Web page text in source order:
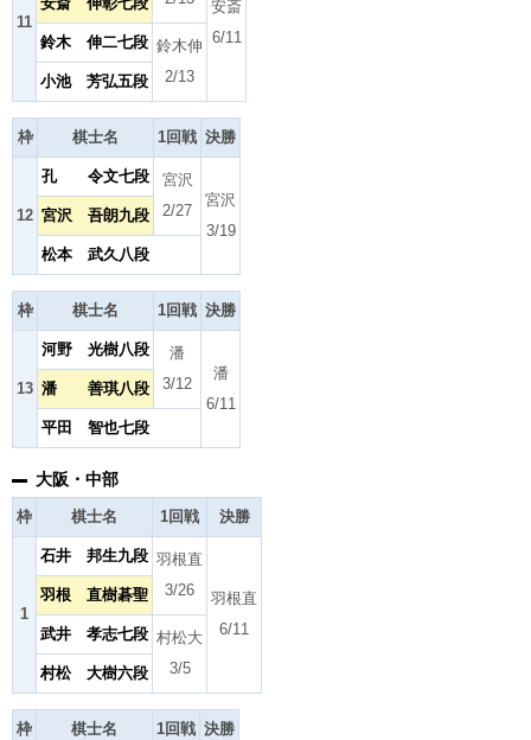
11
安斎
6/11
鈴木 伸二七段 鈴木伸
2/13
小池 芳弘五段
枠 棋士名 1回戦 決勝
12
孔 令文七段
宮沢
2/27
宮沢
3/19
宮沢 吾朗九段
松本 武久八段
枠 棋士名 1回戦 決勝
13
河野 光樹八段
潘
3/12
潘
6/11
潘 善琪八段
平田 智也七段
大阪・中部
枠 棋士名 1回戦 決勝
1
石井 邦生九段 羽根直
3/26
羽根直
6/11
羽根 直樹碁聖
武井 孝志七段 村松大
3/5
村松 大樹六段
枠 棋士名 1回戦 決勝